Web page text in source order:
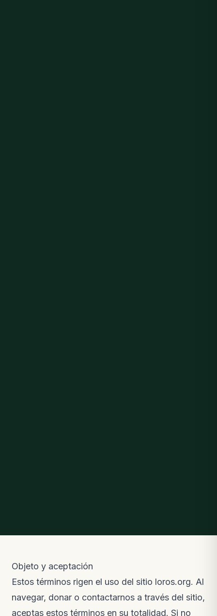
Objeto y aceptación
Estos términos rigen el uso del sitio loros.org. Al
navegar, donar o contactarnos a través del sitio,
aceptas estos términos en su totalidad. Si no